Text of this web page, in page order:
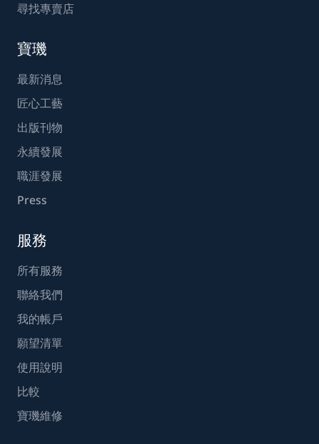
尋找專賣店
寶璣
最新消息
匠心工藝
出版刊物
永續發展
職涯發展
Press
服務
所有服務
聯絡我們
我的帳戶
願望清單
使用說明
比較
寶璣維修